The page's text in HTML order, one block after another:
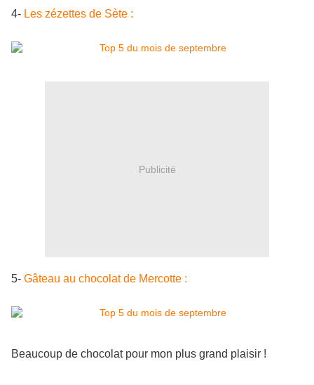
4- Les zézettes de Sète :
Publicité
5- Gâteau au chocolat de Mercotte :
Beaucoup de chocolat pour mon plus grand plaisir !